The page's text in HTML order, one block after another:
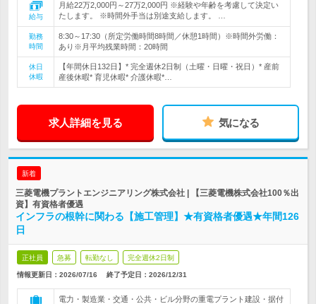
給与
月給22万2,000円～27万2,000円 ※経験や年齢を考慮して決定い
たします。 ※時間外手当は別途支給します。 …
勤務
時間
8:30～17:30（所定労働時間8時間／休憩1時間）※時間外労働：
あり※月平均残業時間：20時間
休日
休暇
【年間休日132日】* 完全週休2日制（土曜・日曜・祝日）* 産前
産後休暇* 育児休暇* 介護休暇*…
求人詳細を見る 気になる
新着
三菱電機プラントエンジニアリング株式会社 | 【三菱電機株式会社100％出
資】有資格者優遇
インフラの根幹に関わる【施工管理】★有資格者優遇★年間126
日
正社員 急募 転勤なし 完全週休2日制
情報更新日：2026/07/16 終了予定日： 2026/12/31
電力・製造業・交通・公共・ビル分野の重電プラント建設・据付